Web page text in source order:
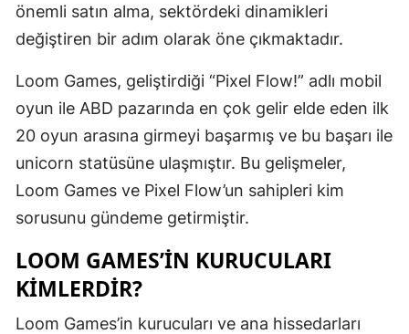
önemli satın alma, sektördeki dinamikleri
değiştiren bir adım olarak öne çıkmaktadır.
Loom Games, geliştirdiği “Pixel Flow!” adlı mobil
oyun ile ABD pazarında en çok gelir elde eden ilk
20 oyun arasına girmeyi başarmış ve bu başarı ile
unicorn statüsüne ulaşmıştır. Bu gelişmeler,
Loom Games ve Pixel Flow’un sahipleri kim
sorusunu gündeme getirmiştir.
LOOM GAMES’IN KURUCULARI
KIMLERDIR?
Loom Games’in kurucuları ve ana hissedarları